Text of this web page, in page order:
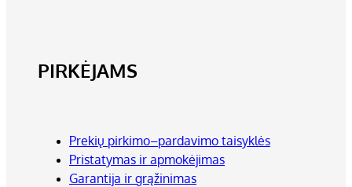
PIRKĖJAMS
Prekių pirkimo–pardavimo taisyklės
Pristatymas ir apmokėjimas
Garantija ir grąžinimas